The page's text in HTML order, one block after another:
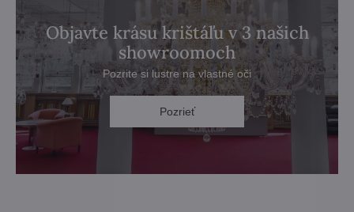
Objavte krásu krištáľu v 3 našich
showroomoch
Pozrite si lustre na vlastné oči
Pozrieť